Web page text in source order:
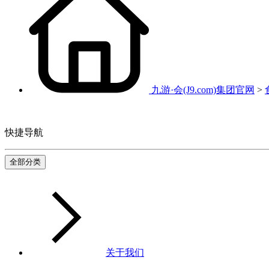
九游·会(J9.com)集团官网 >
快捷导航
全部分类
关于我们